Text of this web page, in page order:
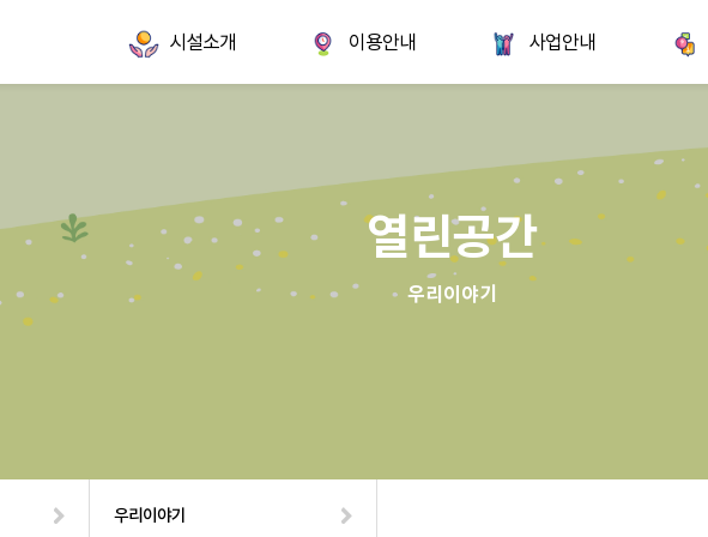
시설소개 이용안내 사업안내
열린공간
우리이야기
우리이야기